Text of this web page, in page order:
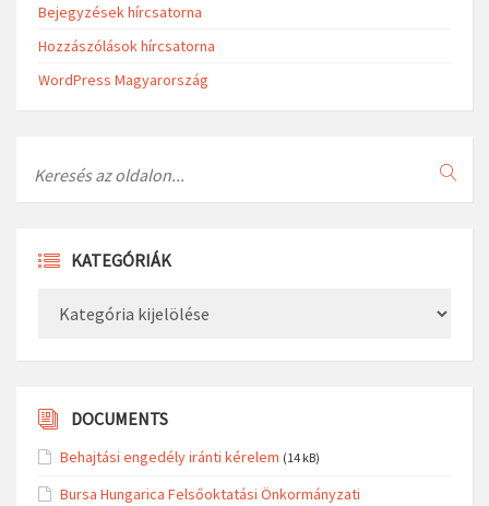
Bejegyzések hírcsatorna
Hozzászólások hírcsatorna
WordPress Magyarország
KATEGÓRIÁK
DOCUMENTS
Behajtási engedély iránti kérelem (14 kB)
Bursa Hungarica Felsőoktatási Önkormányzati